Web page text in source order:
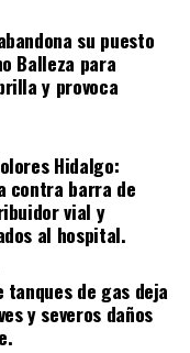
su puesto
Balleza para
y provoca
Hidalgo:
contra barra de
vial y
al hospital.
tanques de gas deja
y severos daños